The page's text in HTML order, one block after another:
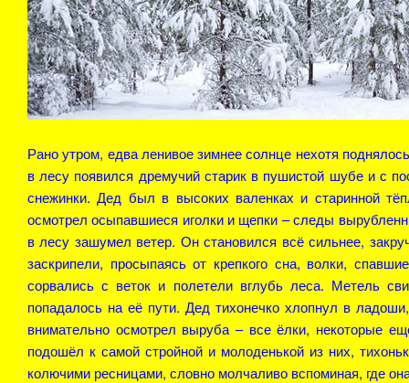
Рано утром, едва ленивое зимнее солнце нехотя
в лесу появился дремучий старик в пушистой шубе и с
снежинки. Дед был в высоких валенках и старинной
осмотрел осыпавшиеся иголки и щепки – следы
в лесу зашумел ветер. Он становился всё сильнее,
заскрипели, просыпаясь от крепкого сна, волки,
сорвались с веток и полетели вглубь леса. Метель
попадалось на её пути. Дед тихонечко хлопнул в
внимательно осмотрел выруба – все ёлки, некоторые
подошёл к самой стройной и молоденькой из них,
колючими ресницами, словно молчаливо вспоминая, где